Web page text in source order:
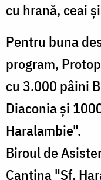
cu hrană, ceai
Pentru buna
program,
cu 3.000 pâini
Diaconia şi
Haralambie".
Biroul de
Cantina "Sf.